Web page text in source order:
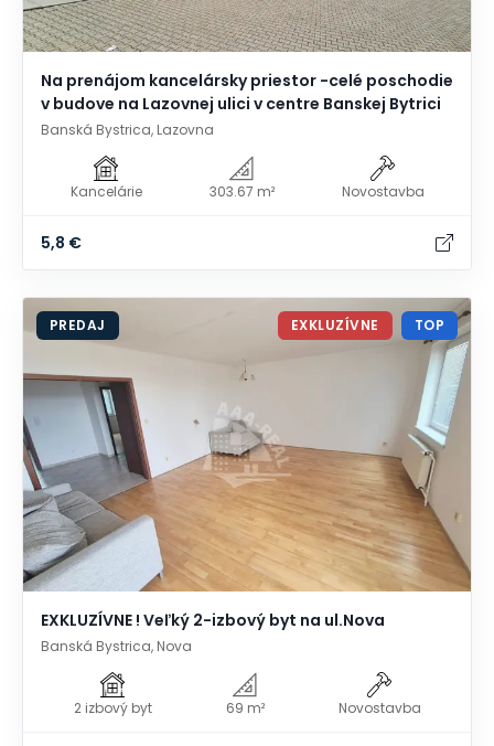
Na prenájom kancelársky priestor -celé poschodie
v budove na Lazovnej ulici v centre Banskej Bytrici
Banská Bystrica, Lazovna
Kancelárie 303.67 m² Novostavba
5,8 €
PREDAJ EXKLUZÍVNE TOP
EXKLUZÍVNE ! Veľký 2-izbový byt na ul.Nova
Banská Bystrica, Nova
2 izbový byt 69 m² Novostavba